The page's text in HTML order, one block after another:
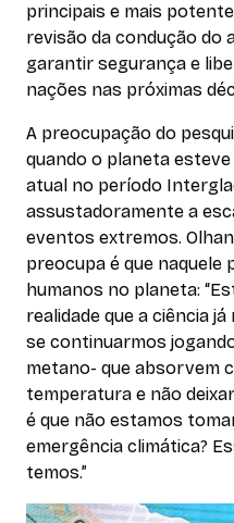
principais e mais
revisão da condução do
garantir segurança e
nações nas próximas
A preocupação do
quando o planeta
atual no período
assustadoramente a
eventos extremos.
preocupa é que naquele
humanos no planeta:
realidade que a ciência
se continuarmos
metano- que absorvem
temperatura e não
é que não estamos
emergência climática?
temos.”